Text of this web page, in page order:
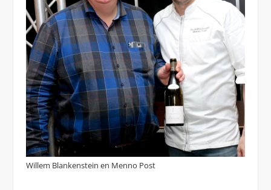
Willem Blankenstein en Menno Post